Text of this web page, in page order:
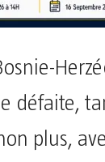
défaite,
plus,